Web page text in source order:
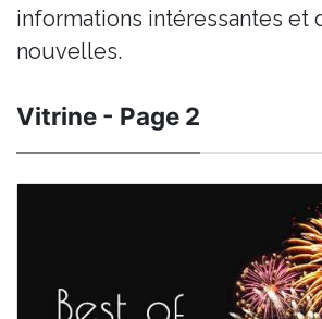
informations intéressantes et
nouvelles.
Vitrine - Page 2